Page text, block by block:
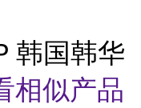
韩国韩华
相似产品